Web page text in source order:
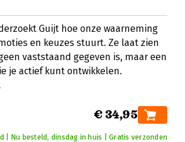
Guijt hoe onze waarneming
en keuzes stuurt. Ze laat zien
vaststaand gegeven is, maar een
je actief kunt ontwikkelen.
€ 34,95
| Nu besteld, dinsdag in huis | Gratis verzonden